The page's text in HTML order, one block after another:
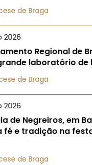
de Braga
2026
Regional de
laboratório de
de Braga
2026
de Negreiros, em
fé e tradição na
de Braga